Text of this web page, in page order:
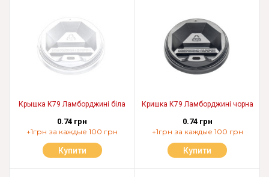
Крышка К79 Ламборджині біла
0.74 грн
+1грн за каждые 100 грн
Купити
Кришка К79 Ламборджині чорна
0.74 грн
+1грн за каждые 100 грн
Купити